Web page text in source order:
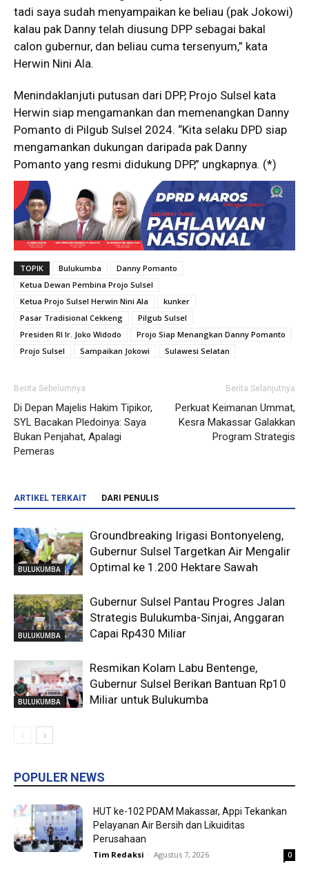
tadi saya sudah menyampaikan ke beliau (pak Jokowi)
kalau pak Danny telah diusung DPP sebagai bakal
calon gubernur, dan beliau cuma tersenyum,” kata
Herwin Nini Ala.
Menindaklanjuti putusan dari DPP, Projo Sulsel kata
Herwin siap mengamankan dan memenangkan Danny
Pomanto di Pilgub Sulsel 2024. “Kita selaku DPD siap
mengamankan dukungan daripada pak Danny
Pomanto yang resmi didukung DPP,” ungkapnya. (*)
TOPIK Bulukumba
Danny Pomanto
Ketua Dewan Pembina Projo Sulsel
Ketua Projo Sulsel Herwin Nini Ala
kunker
Pasar Tradisional Cekkeng
Pilgub Sulsel
Presiden RI Ir. Joko Widodo
Projo Siap Menangkan Danny Pomanto
Projo Sulsel
Sampaikan Jokowi Sulawesi Selatan
Berita Sebelumnya
Di Depan Majelis Hakim Tipikor,
SYL Bacakan Pledoinya: Saya
Bukan Penjahat, Apalagi
Pemeras
Berita Selanjutnya
Perkuat Keimanan Ummat,
Kesra Makassar Galakkan
Program Strategis
ARTIKEL TERKAIT DARI PENULIS
BULUKUMBA
Groundbreaking Irigasi Bontonyeleng,
Gubernur Sulsel Targetkan Air Mengalir
Optimal ke 1.200 Hektare Sawah
BULUKUMBA
Gubernur Sulsel Pantau Progres Jalan
Strategis Bulukumba-Sinjai, Anggaran
Capai Rp430 Miliar
BULUKUMBA
Resmikan Kolam Labu Bentenge,
Gubernur Sulsel Berikan Bantuan Rp10
Miliar untuk Bulukumba
POPULER NEWS
HUT ke-102 PDAM Makassar, Appi Tekankan
Pelayanan Air Bersih dan Likuiditas
Perusahaan
Tim Redaksi - Agustus 7, 2026 0